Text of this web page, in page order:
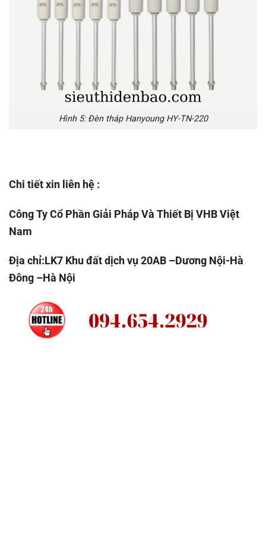
Hình 5: Đèn tháp Hanyoung HY-TN-220
Chi tiết xin liên hệ :
Công Ty Cổ Phần Giải Pháp Và Thiết Bị VHB Việt
Nam
Địa chỉ:LK7 Khu đất dịch vụ 20AB –Dương Nội-Hà
Đông –Hà Nội